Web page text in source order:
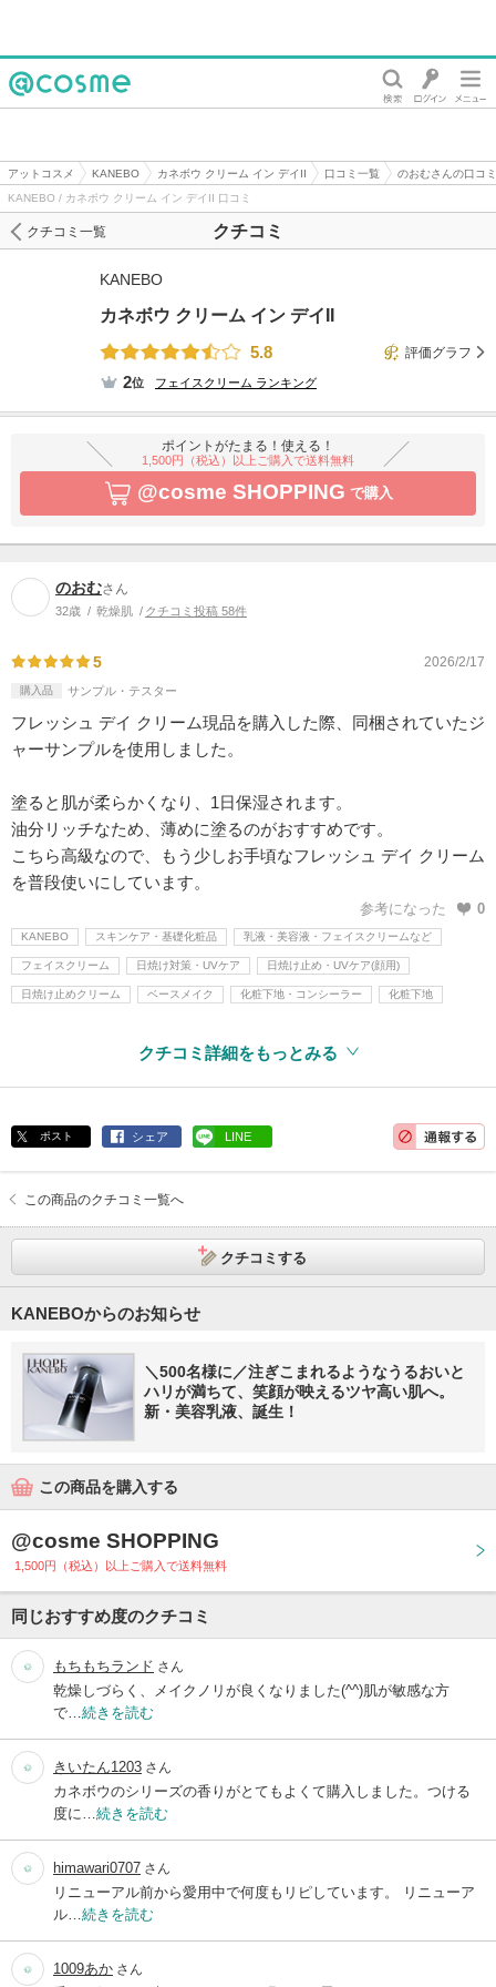
アットコスメ KANEBO カネボウ クリーム イン デイII 口コミ一覧
のおむさんの口コミ
KANEBO / カネボウ クリーム イン デイII 口コミ
クチコミ
クチコミ一覧
KANEBO
カネボウ クリーム イン デイII
5.8
評価グラフ
2位 フェイスクリーム ランキング
ポイントがたまる！使える！
1,500円（税込）以上ご購入で送料無料
@cosme SHOPPING で購入
のおむさん
32歳 乾燥肌 クチコミ投稿 58件
5 2026/2/17
購入品 サンプル・テスター
フレッシュ デイ クリーム現品を購入した際、同梱されていたジ
ャーサンプルを使用しました。
塗ると肌が柔らかくなり、1日保湿されます。
油分リッチなため、薄めに塗るのがおすすめです。
こちら高級なので、もう少しお手頃なフレッシュ デイ クリーム
を普段使いにしています。
参考になった 0
KANEBO スキンケア・基礎化粧品 乳液・美容液・フェイスクリームなど
フェイスクリーム 日焼け対策・UVケア 日焼け止め・UVケア(顔用)
日焼け止めクリーム ベースメイク 化粧下地・コンシーラー 化粧下地
クチコミ詳細をもっとみる
ポスト シェア LINE
この商品のクチコミ一覧へ
クチコミする
KANEBOからのお知らせ
＼500名様に／注ぎこまれるようなうるおいと
ハリが満ちて、笑顔が映えるツヤ高い肌へ。
新・美容乳液、誕生！
この商品を購入する
@cosme SHOPPING
1,500円（税込）以上ご購入で送料無料
同じおすすめ度のクチコミ
もちもちランド さん
乾燥しづらく、メイクノリが良くなりました(^^)肌が敏感な方
で… 続きを読む
きいたん1203 さん
カネボウのシリーズの香りがとてもよくて購入しました。つける
度に… 続きを読む
himawari0707 さん
リニューアル前から愛用中で何度もリピしています。 リニューア
ル… 続きを読む
1009あか さん